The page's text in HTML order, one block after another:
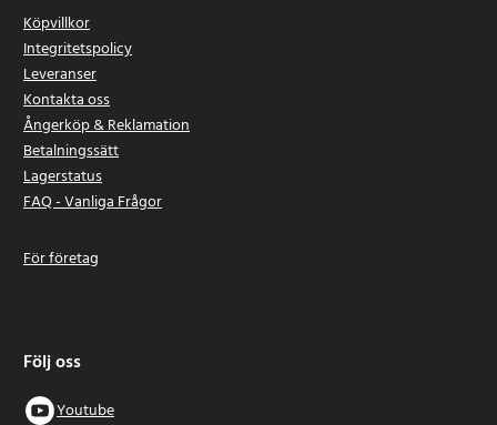
Köpvillkor
Integritetspolicy
Leveranser
Kontakta oss
Ångerköp & Reklamation
Betalningssätt
Lagerstatus
FAQ - Vanliga Frågor
För företag
Följ oss
Youtube